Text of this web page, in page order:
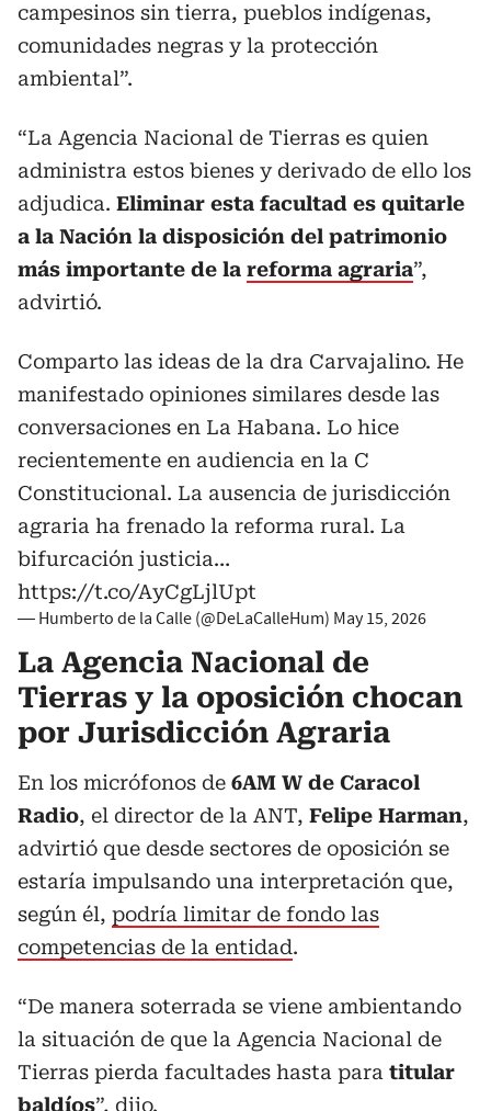
campesinos sin tierra, pueblos indígenas,
comunidades negras y la protección
ambiental”.
“La Agencia Nacional de Tierras es quien
administra estos bienes y derivado de ello los
adjudica. Eliminar esta facultad es quitarle
a la Nación la disposición del patrimonio
más importante de la reforma agraria”,
advirtió.
Comparto las ideas de la dra Carvajalino. He
manifestado opiniones similares desde las
conversaciones en La Habana. Lo hice
recientemente en audiencia en la C
Constitucional. La ausencia de jurisdicción
agraria ha frenado la reforma rural. La
bifurcación justicia…
https://t.co/AyCgLjlUpt
— Humberto de la Calle (@DeLaCalleHum) May 15, 2026
La Agencia Nacional de
Tierras y la oposición chocan
por Jurisdicción Agraria
En los micrófonos de 6AM W de Caracol
Radio, el director de la ANT, Felipe Harman,
advirtió que desde sectores de oposición se
estaría impulsando una interpretación que,
según él, podría limitar de fondo las
competencias de la entidad.
“De manera soterrada se viene ambientando
la situación de que la Agencia Nacional de
Tierras pierda facultades hasta para titular
baldíos”, dijo.